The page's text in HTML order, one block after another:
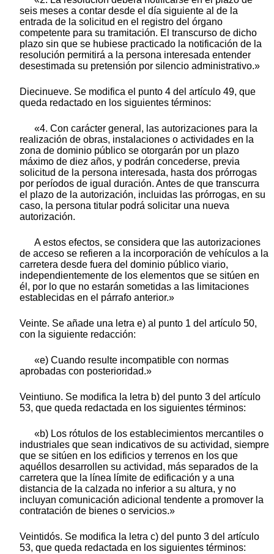
seis meses a contar desde el día siguiente al de la
entrada de la solicitud en el registro del órgano
competente para su tramitación. El transcurso de dicho
plazo sin que se hubiese practicado la notificación de la
resolución permitirá a la persona interesada entender
desestimada su pretensión por silencio administrativo.»
Diecinueve. Se modifica el punto 4 del artículo 49, que
queda redactado en los siguientes términos:
«4. Con carácter general, las autorizaciones para la
realización de obras, instalaciones o actividades en la
zona de dominio público se otorgarán por un plazo
máximo de diez años, y podrán concederse, previa
solicitud de la persona interesada, hasta dos prórrogas
por períodos de igual duración. Antes de que transcurra
el plazo de la autorización, incluidas las prórrogas, en su
caso, la persona titular podrá solicitar una nueva
autorización.
A estos efectos, se considera que las autorizaciones
de acceso se refieren a la incorporación de vehículos a la
carretera desde fuera del dominio público viario,
independientemente de los elementos que se sitúen en
él, por lo que no estarán sometidas a las limitaciones
establecidas en el párrafo anterior.»
Veinte. Se añade una letra e) al punto 1 del artículo 50,
con la siguiente redacción:
«e) Cuando resulte incompatible con normas
aprobadas con posterioridad.»
Veintiuno. Se modifica la letra b) del punto 3 del artículo
53, que queda redactada en los siguientes términos:
«b) Los rótulos de los establecimientos mercantiles o
industriales que sean indicativos de su actividad, siempre
que se sitúen en los edificios y terrenos en los que
aquéllos desarrollen su actividad, más separados de la
carretera que la línea límite de edificación y a una
distancia de la calzada no inferior a su altura, y no
incluyan comunicación adicional tendente a promover la
contratación de bienes o servicios.»
Veintidós. Se modifica la letra c) del punto 3 del artículo
53, que queda redactada en los siguientes términos: